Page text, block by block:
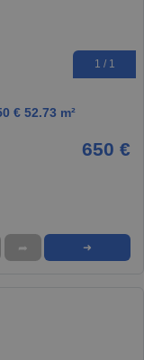
1 / 1
€ 52.73 m²
650 €
➦ ➜